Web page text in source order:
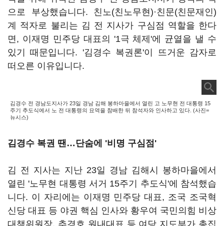
으로 부상했습니다. 친노(친노무현)·친문(친문재인)
계 적자로 불리는 김 전 지사가 구심점 역할을 한다
면, 이재명 민주당 대표의 '1극 체제'에 균열을 낼 수
있기 때문입니다. '김경수 복권론'이 뜨거운 감자로
떠오른 이유입니다.
김경수 전 경남도지사가 23일 경남 김해 봉하마을에서 열린 고 노무현 전 대통령 15
주기 추도식에서 노 전 대통령의 묘역을 참배한 뒤 참석자와 인사하고 있다. (사진=
뉴시스)
김경수 복권 땐 …단숨에 '비명 구심점'
김 전 지사는 지난 23일 경남 김해시 봉하마을에서
열린 '노무현 대통령 서거 15주기 추도식'에 참석했습
니다. 이 자리에는 이재명 민주당 대표, 조국 조국혁
신당 대표 등 야권 핵심 인사와 황우여 국민의힘 비상
대책위원장, 추경호 원내대표 등 여당 지도부가 총집